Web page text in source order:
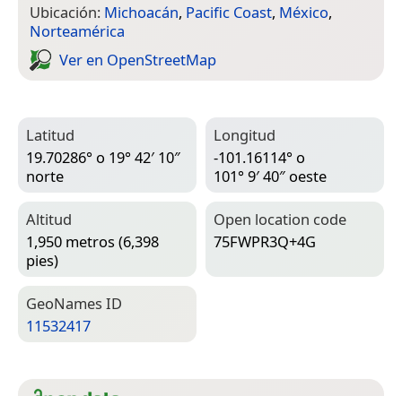
Ubicación: Michoacán, Pacific Coast, México,
Norteamérica
Ver en Open­Street­Map
Latitud
19.70286° o 19° 42′ 10″
norte
Longitud
-101.16114° o
101° 9′ 40″ oeste
Altitud
1,950 metros (6,398
pies)
Open location code
75FWPR3Q+4G
Geo­Names ID
11532417